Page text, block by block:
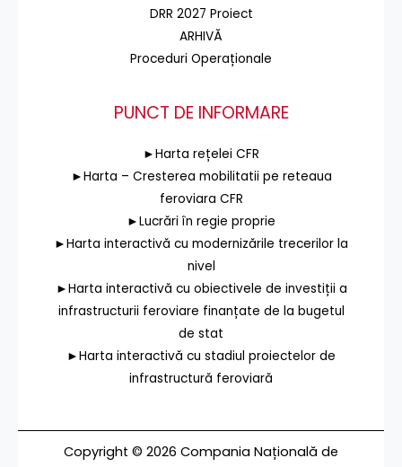
DRR 2027 Proiect
ARHIVĂ
Proceduri Operaționale
PUNCT DE INFORMARE
►Harta rețelei CFR
►Harta – Cresterea mobilitatii pe reteaua
feroviara CFR
►Lucrări în regie proprie
►Harta interactivă cu modernizările trecerilor la
nivel
►Harta interactivă cu obiectivele de investiții a
infrastructurii feroviare finanțate de la bugetul
de stat
►Harta interactivă cu stadiul proiectelor de
infrastructură feroviară
Copyright © 2026 Compania Națională de